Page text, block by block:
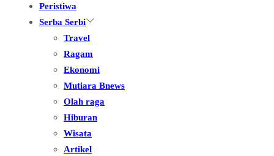
Peristiwa
Serba Serbi
Travel
Ragam
Ekonomi
Mutiara Bnews
Olah raga
Hiburan
Wisata
Artikel